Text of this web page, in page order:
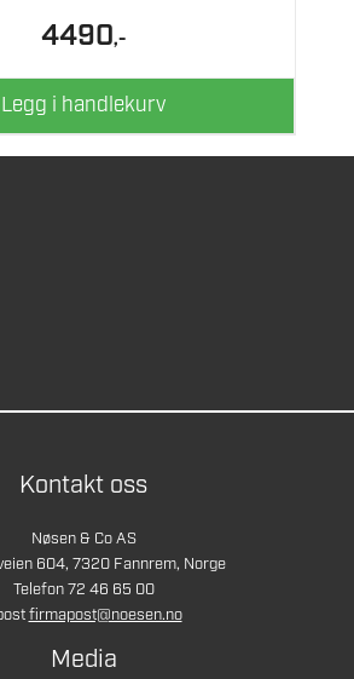
4490,-
Legg i handlekurv
Kontakt oss
Nøsen & Co AS
604, 7320 Fannrem, Norge
Telefon 72 46 65 00
firmapost@noesen.no
Media